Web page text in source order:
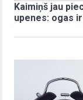
Kaimiņš jau
upenes: ogas